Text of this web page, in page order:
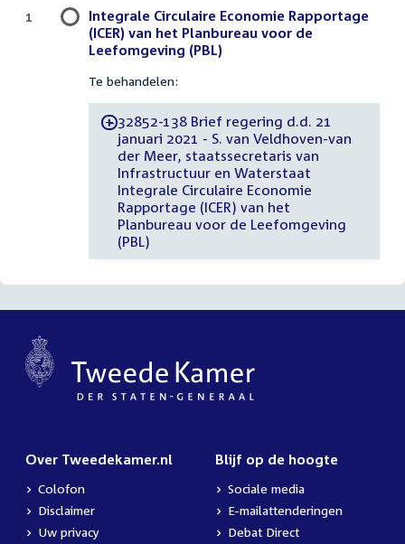
Integrale Circulaire Economie Rapportage
(ICER) van het Planbureau voor de
Leefomgeving (PBL)
Te behandelen:
-32852-138 Brief regering d.d. 21
januari 2021 - S. van Veldhoven-van
der Meer, staatssecretaris van
Infrastructuur en Waterstaat
Integrale Circulaire Economie
Rapportage (ICER) van het
Planbureau voor de Leefomgeving
(PBL)
1
Over Tweedekamer.nl
Colofon
Disclaimer
Uw privacy
Blijf op de hoogte
Sociale media
E-mailattenderingen
Debat Direct